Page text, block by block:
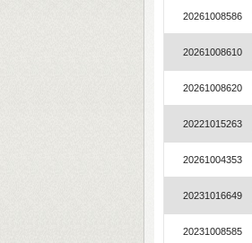
20261008586
20261008610
20261008620
20221015263
20261004353
20231016649
20231008585